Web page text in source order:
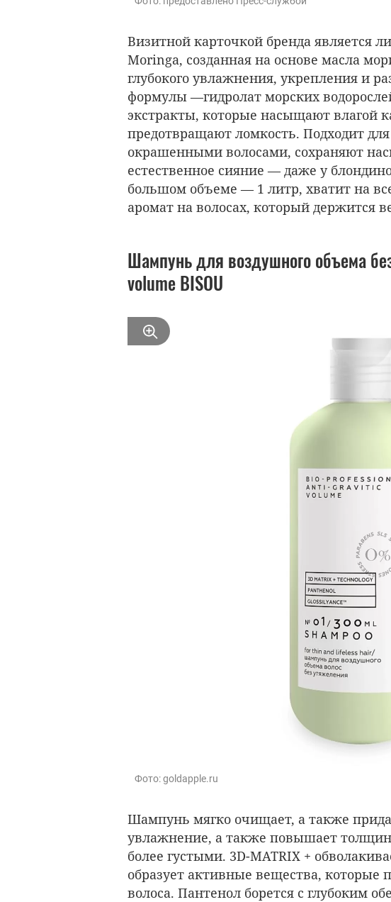
Визитной карточкой бренда является
Moringa, созданная на основе масла
глубокого увлажнения, укрепления и
формулы —гидролат морских
экстракты, которые насыщают влагой
предотвращают ломкость. Подходит
окрашенными волосами, сохраняют
естественное сияние — даже у
большом объеме — 1 литр, хватит на
аромат на волосах, который держится
Шампунь для воздушного объема
volume BISOU
Фото: goldapple.ru
Шампунь мягко очищает, а также
увлажнение, а также повышает
более густыми. 3D-MATRIX +
образует активные вещества,
волоса. Пантенол борется с глубоким